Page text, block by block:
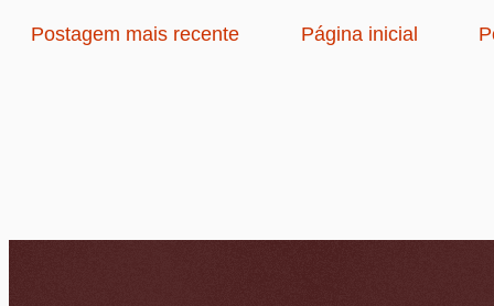
Postagem mais recente Página inicial